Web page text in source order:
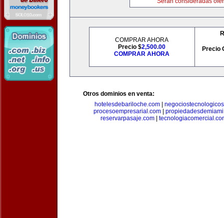
COMPRAR AHORA
Precio $2,500.00
COMPRAR AHORA
Precio
Otros dominios en venta:
hotelesdebariloche.com
procesoempresarial.com|
reservarpasaje.com